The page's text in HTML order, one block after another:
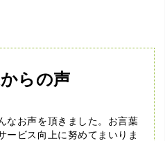
らの声
なお声を頂きました。 お言葉
ービス向上に努めてまいりま